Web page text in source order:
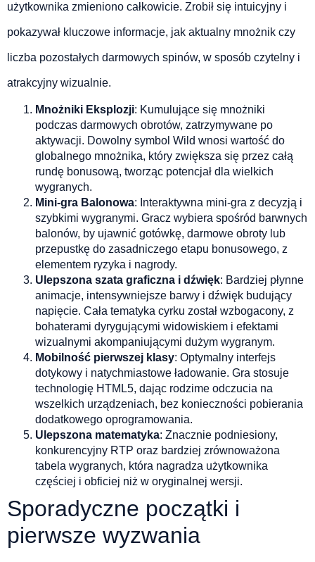
użytkownika zmieniono całkowicie. Zrobił się intuicyjny i
pokazywał kluczowe informacje, jak aktualny mnożnik czy
liczba pozostałych darmowych spinów, w sposób czytelny i
atrakcyjny wizualnie.
Mnożniki Eksplozji: Kumulujące się mnożniki
podczas darmowych obrotów, zatrzymywane po
aktywacji. Dowolny symbol Wild wnosi wartość do
globalnego mnożnika, który zwiększa się przez całą
rundę bonusową, tworząc potencjał dla wielkich
wygranych.
Mini-gra Balonowa: Interaktywna mini-gra z decyzją i
szybkimi wygranymi. Gracz wybiera spośród barwnych
balonów, by ujawnić gotówkę, darmowe obroty lub
przepustkę do zasadniczego etapu bonusowego, z
elementem ryzyka i nagrody.
Ulepszona szata graficzna i dźwięk: Bardziej płynne
animacje, intensywniejsze barwy i dźwięk budujący
napięcie. Cała tematyka cyrku został wzbogacony, z
bohaterami dyrygującymi widowiskiem i efektami
wizualnymi akompaniującymi dużym wygranym.
Mobilność pierwszej klasy: Optymalny interfejs
dotykowy i natychmiastowe ładowanie. Gra stosuje
technologię HTML5, dając rodzime odczucia na
wszelkich urządzeniach, bez konieczności pobierania
dodatkowego oprogramowania.
Ulepszona matematyka: Znacznie podniesiony,
konkurencyjny RTP oraz bardziej zrównoważona
tabela wygranych, która nagradza użytkownika
częściej i obficiej niż w oryginalnej wersji.
Sporadyczne początki i
pierwsze wyzwania